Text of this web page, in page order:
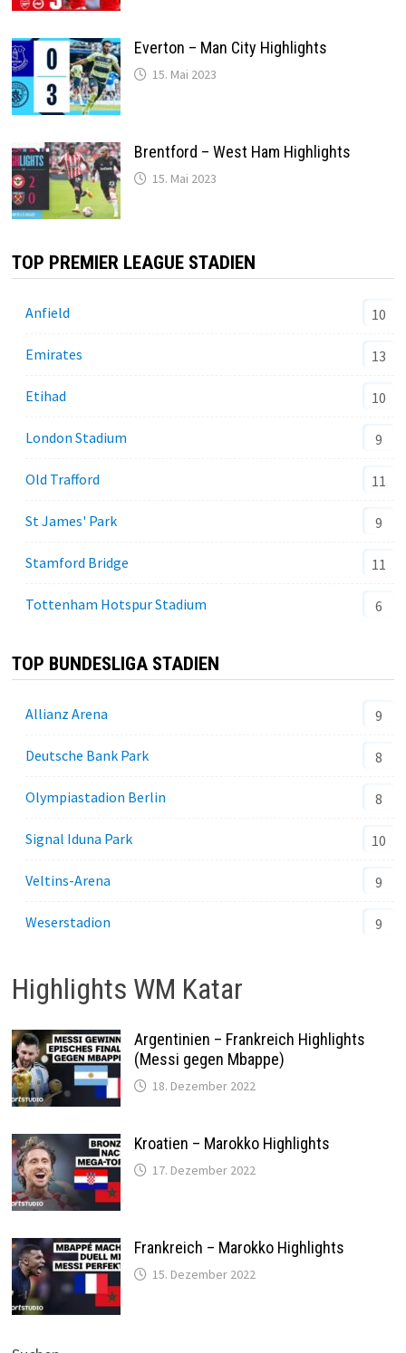
Everton – Man City Highlights
15. Mai 2023
Brentford – West Ham Highlights
15. Mai 2023
TOP PREMIER LEAGUE STADIEN
Anfield 10
Emirates 13
Etihad 10
London Stadium 9
Old Trafford 11
St James' Park 9
Stamford Bridge 11
Tottenham Hotspur Stadium 6
TOP BUNDESLIGA STADIEN
Allianz Arena 9
Deutsche Bank Park 8
Olympiastadion Berlin 8
Signal Iduna Park 10
Veltins-Arena 9
Weserstadion 9
Highlights WM Katar
Argentinien – Frankreich Highlights
(Messi gegen Mbappe)
18. Dezember 2022
Kroatien – Marokko Highlights
17. Dezember 2022
Frankreich – Marokko Highlights
15. Dezember 2022